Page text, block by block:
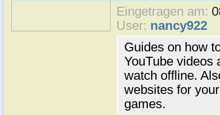
Eingetragen am:
User: nancy922
Guides on how
YouTube videos
watch offline.
websites for
games.